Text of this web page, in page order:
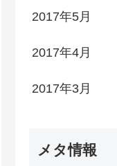
2017年5月
2017年4月
2017年3月
メタ情報